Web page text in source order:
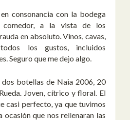
consonancia con la bodega
comedor, a la vista de los
en absoluto. Vinos, cavas,
los gustos, incluidos
Seguro que me dejo algo.
botellas de Naia 2006, 20
Joven, cítrico y floral. El
casi perfecto, ya que tuvimos
ocasión que nos rellenaran las